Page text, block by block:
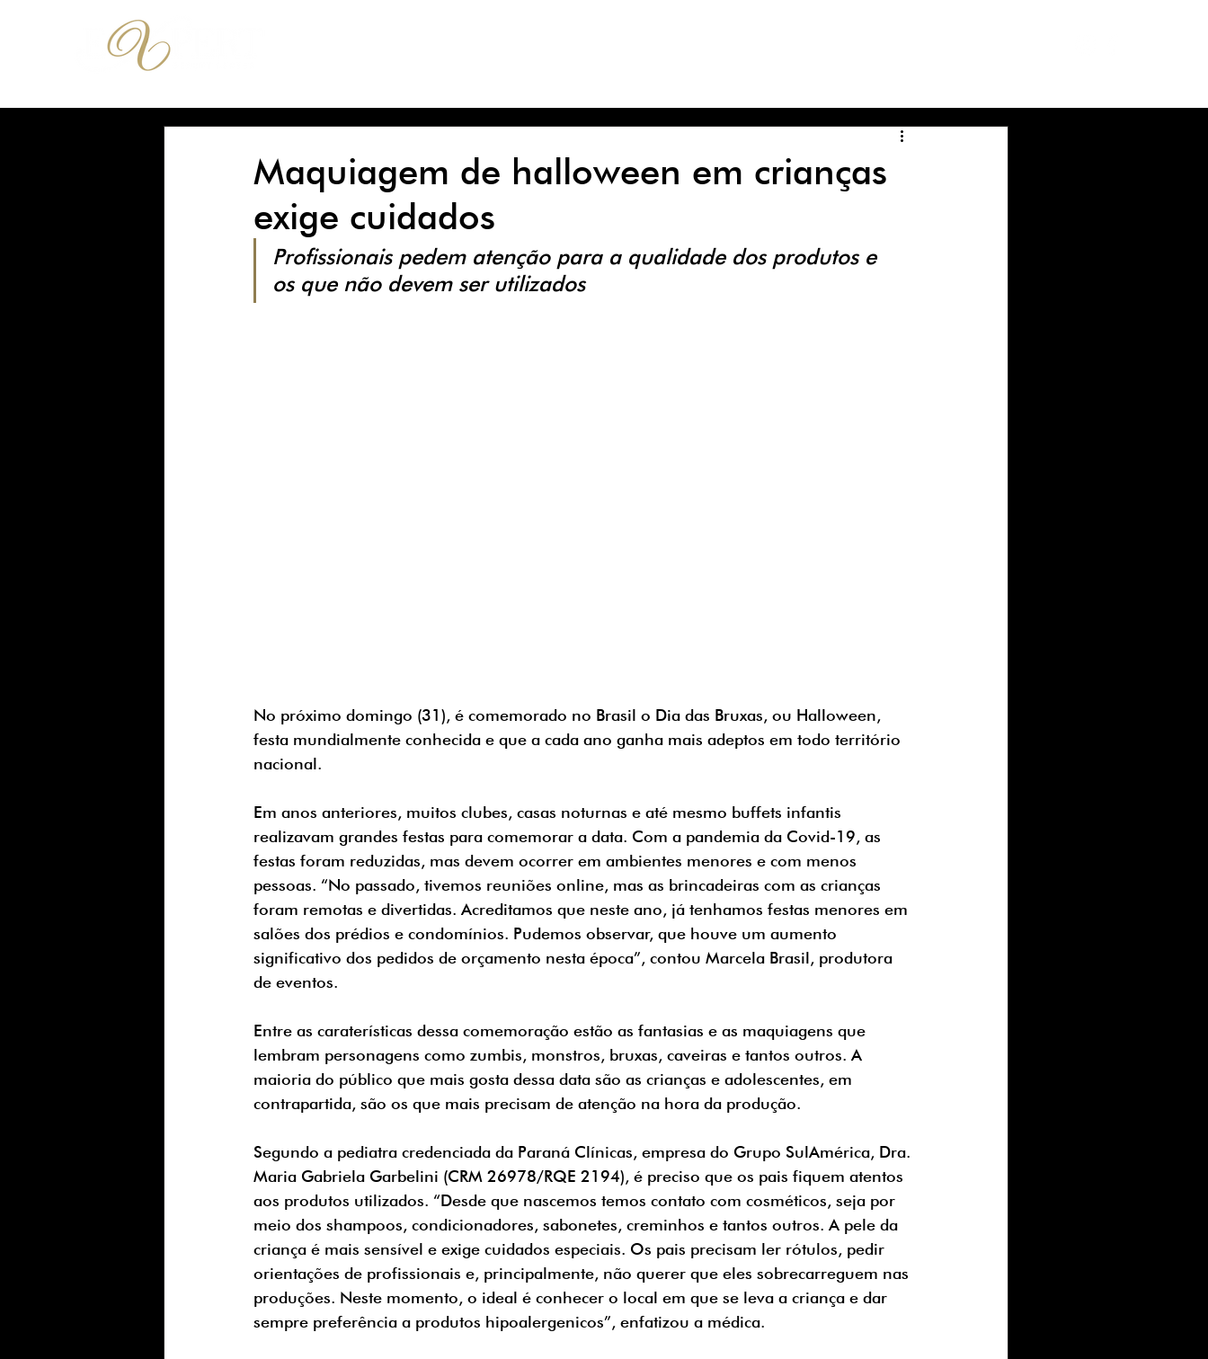
Maquiagem de halloween em crianças
exige cuidados
Profissionais pedem atenção para a qualidade dos produtos e
os que não devem ser utilizados
No próximo domingo (31), é comemorado no Brasil o Dia das Bruxas, ou Halloween,
festa mundialmente conhecida e que a cada ano ganha mais adeptos em todo território
nacional.
Em anos anteriores, muitos clubes, casas noturnas e até mesmo buffets infantis
realizavam grandes festas para comemorar a data. Com a pandemia da Covid-19, as
festas foram reduzidas, mas devem ocorrer em ambientes menores e com menos
pessoas. “No passado, tivemos reuniões online, mas as brincadeiras com as crianças
foram remotas e divertidas. Acreditamos que neste ano, já tenhamos festas menores em
salões dos prédios e condomínios. Pudemos observar, que houve um aumento
significativo dos pedidos de orçamento nesta época”, contou Marcela Brasil, produtora
de eventos.
Entre as caraterísticas dessa comemoração estão as fantasias e as maquiagens que
lembram personagens como zumbis, monstros, bruxas, caveiras e tantos outros. A
maioria do público que mais gosta dessa data são as crianças e adolescentes, em
contrapartida, são os que mais precisam de atenção na hora da produção.
Segundo a pediatra credenciada da Paraná Clínicas, empresa do Grupo SulAmérica, Dra.
Maria Gabriela Garbelini (CRM 26978/RQE 2194), é preciso que os pais fiquem atentos
aos produtos utilizados. “Desde que nascemos temos contato com cosméticos, seja por
meio dos shampoos, condicionadores, sabonetes, creminhos e tantos outros. A pele da
criança é mais sensível e exige cuidados especiais. Os pais precisam ler rótulos, pedir
orientações de profissionais e, principalmente, não querer que eles sobrecarreguem nas
produções. Neste momento, o ideal é conhecer o local em que se leva a criança e dar
sempre preferência a produtos hipoalergenicos”, enfatizou a médica.